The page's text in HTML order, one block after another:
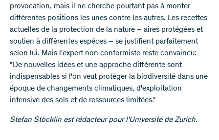
provocation, mais il ne cherche pourtant pas à monter
différentes positions les unes contre les autres. Les recettes
actuelles de la protection de la nature – aires protégées et
soutien à différentes espèces – se justifient parfaitement
selon lui. Mais l'expert non conformiste reste convaincu:
"De nouvelles idées et une approche différente sont
indispensables si l'on veut protéger la biodiversité dans une
époque de changements climatiques, d'exploitation
intensive des sols et de ressources limitées."
Stefan Stöcklin est rédacteur pour l'Université de Zurich.